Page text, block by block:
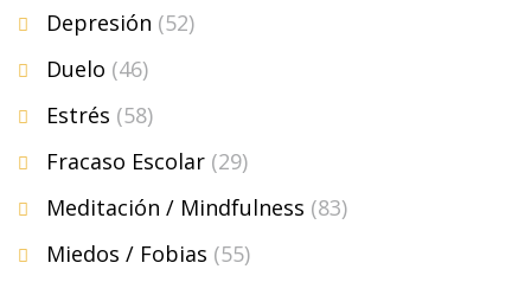
Depresión (52)
Duelo (46)
Estrés (58)
Fracaso Escolar (29)
Meditación / Mindfulness (83)
Miedos / Fobias (55)